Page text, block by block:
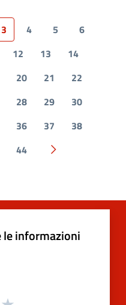
3 4 5
6
12 13
14
20 21
22
28 29
30
36 37
38
44 Pagina
le informazioni